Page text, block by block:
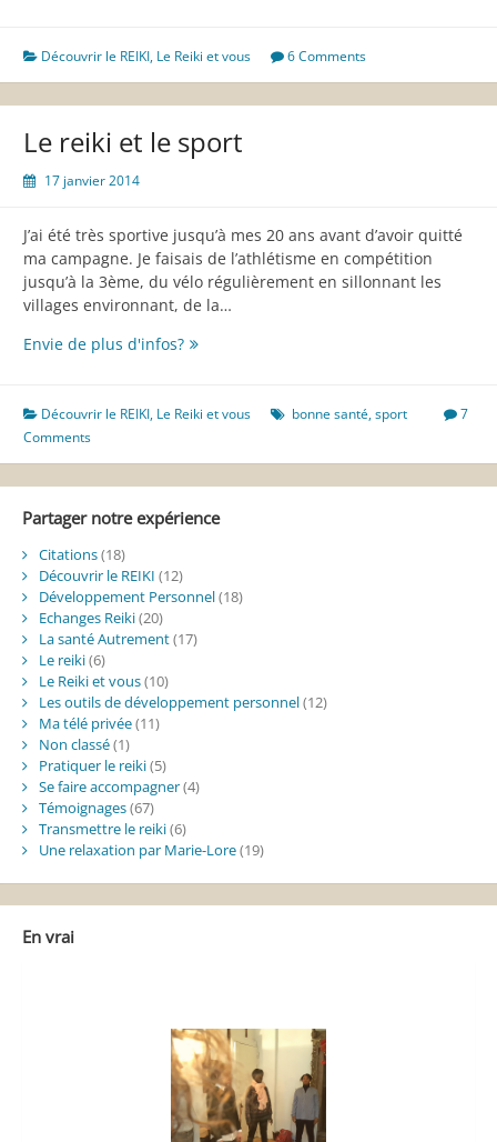
sentir
en
communion
l’Univers
Découvrir le REIKI, Le Reiki et vous 6 Comments
Le reiki et le sport
17 janvier 2014
J’ai été très sportive jusqu’à mes 20 ans avant d’avoir quitté
ma campagne. Je faisais de l’athlétisme en compétition
jusqu’à la 3ème, du vélo régulièrement en sillonnant les
villages environnant, de la…
Envie de plus d'infos?Le
le
Découvrir le REIKI, Le Reiki et vous bonne santé,sport
7
Comments
Partager notre expérience
Citations(18)
Découvrir le REIKI (12)
Développement Personnel(18)
Echanges Reiki(20)
La santé Autrement(17)
Le reiki(6)
Le Reiki et vous(10)
Les outils de développement personnel(12)
Ma télé privée(11)
Non classé(1)
Pratiquer le reiki(5)
Se faire accompagner(4)
Témoignages(67)
Transmettre le reiki(6)
Une relaxation par Marie-Lore(19)
En vrai